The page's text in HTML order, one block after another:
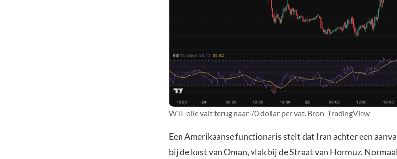
WTI-olie valt terug naar 70 dollar per vat. Bron: TradingView
Een Amerikaanse functionaris stelt dat Iran achter een
bij de kust van Oman, vlak bij de Straat van Hormuz. Normaal